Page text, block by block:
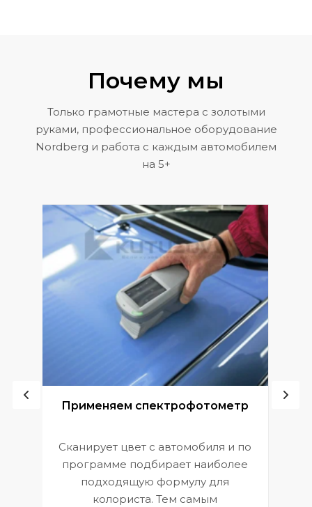
Почему мы
Только грамотные мастера с золотыми
руками, профессиональное оборудование
Nordberg и работа с каждым автомобилем
на 5+
Применяем спектрофотометр
Сканирует цвет с автомобиля и по
программе подбирает наиболее
подходящую формулу для
колориста. Тем самым